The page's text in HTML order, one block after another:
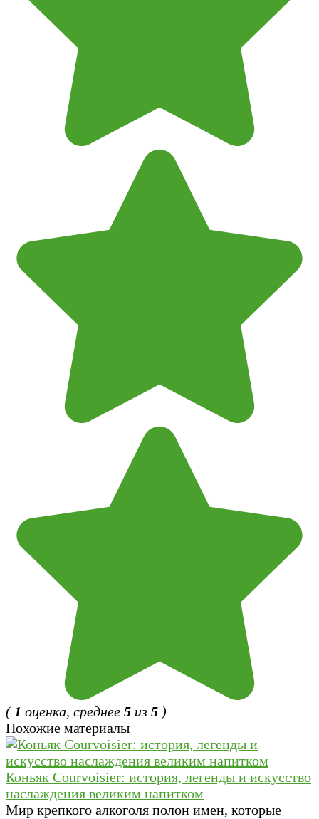
( 1 оценка, среднее 5 из 5 )
Похожие материалы
Коньяк Courvoisier: история, легенды и искусство
наслаждения великим напитком
Мир крепкого алкоголя полон имен, которые